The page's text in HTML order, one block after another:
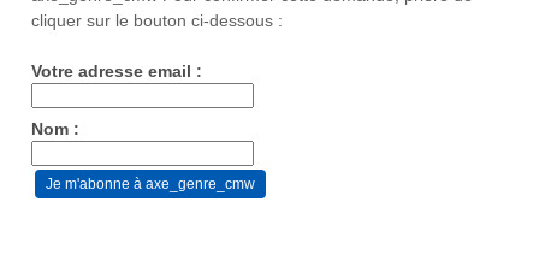
cliquer sur le bouton ci-dessous :
Votre adresse email :
Nom :